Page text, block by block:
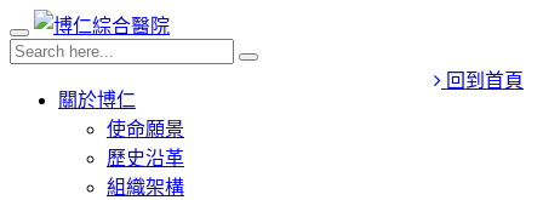
回到首頁
關於博仁
使命願景
歷史沿革
組織架構